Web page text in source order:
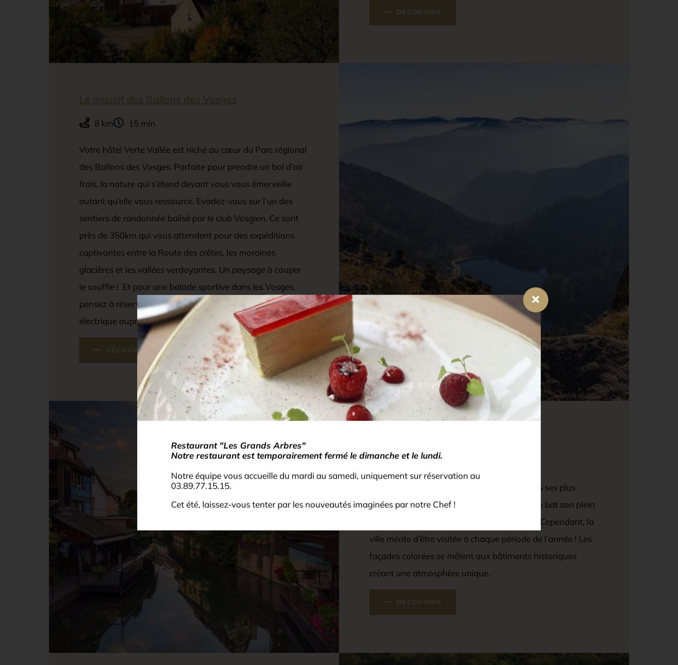
Restaurant "Les Grands Arbres"
Notre restaurant est temporairement fermé le dimanche et le lundi.
Notre équipe vous accueille du mardi au samedi, uniquement sur réservation au
03.89.77.15.15.
Cet été, laissez-vous tenter par les nouveautés imaginées par notre Chef !
DÉCOUVRIR
Le massif des Ballons des Vosges
8 km 15 min
Votre hôtel Verte Vallée est niché au cœur du Parc régional
des Ballons des Vosges. Parfaite pour prendre un bol d’air
frais, la nature qui s’étend devant vous vous émerveille
autant qu’elle vous ressource. Evadez-vous sur l’un des
sentiers de randonnée balisé par le club Vosgien. Ce sont
près de 350km qui vous attendent pour des expéditions
captivantes entre la Route des crêtes, les moraines
glacières et les vallées verdoyantes. Un paysage à couper
le souffle ! Et pour une balade sportive dans les Vosges,
pensez à réserver votre location de vélo à assistance
électrique auprès de nos équipes.
DÉCOUVRIR
19 km 25 min
Noël est l’occasion de découvrir l’Alsace sous ses plus
beaux atouts, mais c’est à Colmar que la fête bat son plein
grâce à un marché de Noël haut en couleur. Cependant, la
ville mérite d’être visitée à chaque période de l’année ! Les
façades colorées se mêlent aux bâtiments historiques
créant une atmosphère unique.
DÉCOUVRIR